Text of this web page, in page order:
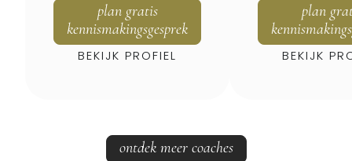
plan gratis
kennismakingsgesprek
BEKIJK PROFIEL
plan
BEKIJK
ontdek meer coaches